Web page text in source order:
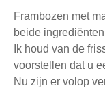
Frambozen met
beide
Ik houd van de
voorstellen dat u
Nu zijn er volop